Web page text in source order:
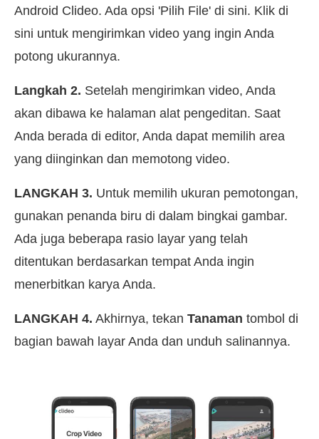
Android Clideo. Ada opsi 'Pilih File' di sini. Klik di
sini untuk mengirimkan video yang ingin Anda
potong ukurannya.
Langkah 2. Setelah mengirimkan video, Anda
akan dibawa ke halaman alat pengeditan. Saat
Anda berada di editor, Anda dapat memilih area
yang diinginkan dan memotong video.
LANGKAH 3. Untuk memilih ukuran pemotongan,
gunakan penanda biru di dalam bingkai gambar.
Ada juga beberapa rasio layar yang telah
ditentukan berdasarkan tempat Anda ingin
menerbitkan karya Anda.
LANGKAH 4. Akhirnya, tekan Tanaman tombol di
bagian bawah layar Anda dan unduh salinannya.